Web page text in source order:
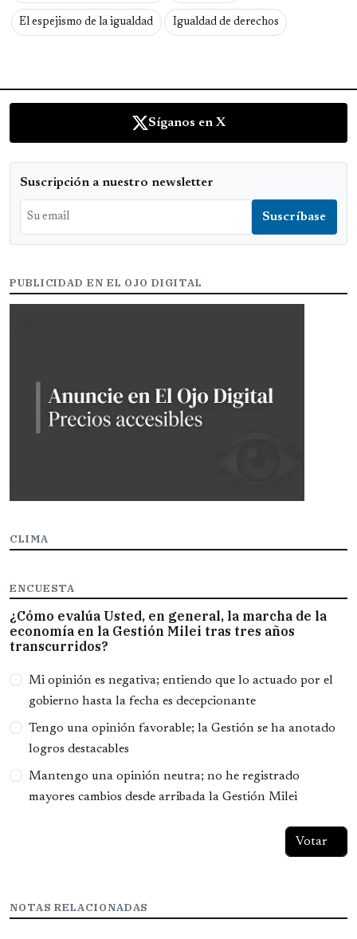
El espejismo de la igualdad Igualdad de derechos
Síganos en X
Suscripción a nuestro newsletter
PUBLICIDAD EN EL OJO DIGITAL
CLIMA
ENCUESTA
¿Cómo evalúa Usted, en general, la marcha de la
economía en la Gestión Milei tras tres años
transcurridos?
Opciones
Mi opinión es negativa; entiendo que lo actuado por el
gobierno hasta la fecha es decepcionante
Tengo una opinión favorable; la Gestión se ha anotado
logros destacables
Mantengo una opinión neutra; no he registrado
mayores cambios desde arribada la Gestión Milei
NOTAS RELACIONADAS